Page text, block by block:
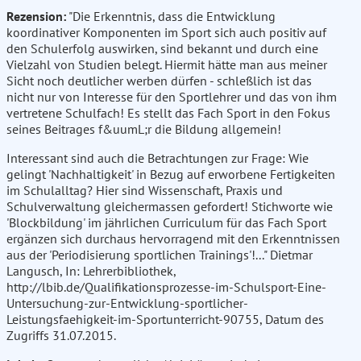
Rezension: "Die Erkenntnis, dass die Entwicklung
koordinativer Komponenten im Sport sich auch positiv auf
den Schulerfolg auswirken, sind bekannt und durch eine
Vielzahl von Studien belegt. Hiermit hätte man aus meiner
Sicht noch deutlicher werben dürfen - schleßlich ist das
nicht nur von Interesse für den Sportlehrer und das von ihm
vertretene Schulfach! Es stellt das Fach Sport in den Fokus
seines Beitrages f&uumL;r die Bildung allgemein!
Interessant sind auch die Betrachtungen zur Frage: Wie
gelingt 'Nachhaltigkeit' in Bezug auf erworbene Fertigkeiten
im Schulalltag? Hier sind Wissenschaft, Praxis und
Schulverwaltung gleichermassen gefordert! Stichworte wie
'Blockbildung' im jährlichen Curriculum für das Fach Sport
ergänzen sich durchaus hervorragend mit den Erkenntnissen
aus der 'Periodisierung sportlichen Trainings'!..." Dietmar
Langusch, In: Lehrerbibliothek,
http://lbib.de/Qualifikationsprozesse-im-Schulsport-Eine-
Untersuchung-zur-Entwicklung-sportlicher-
Leistungsfaehigkeit-im-Sportunterricht-90755, Datum des
Zugriffs 31.07.2015.